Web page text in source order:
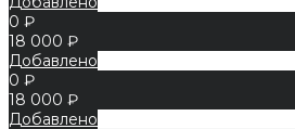
0 ₽
18 000 ₽
Добавлено
0 ₽
18 000 ₽
Добавлено